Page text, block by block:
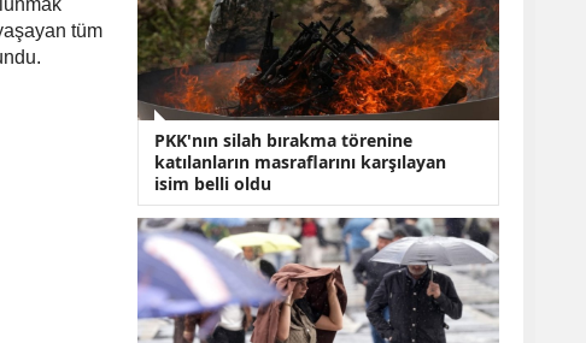
tüm
KOBİ’lere Dev
Finansman Hamlesi:
36 Ay Vadeli 30
Milyon TL Destek
Emekli Maaşlarında
Temmuz Hesabı:
Zam Oranı ve Taban
Aylık İçin Yeni
PKK'nın silah bırakma törenine
katılanların masraflarını karşılayan
isim belli oldu